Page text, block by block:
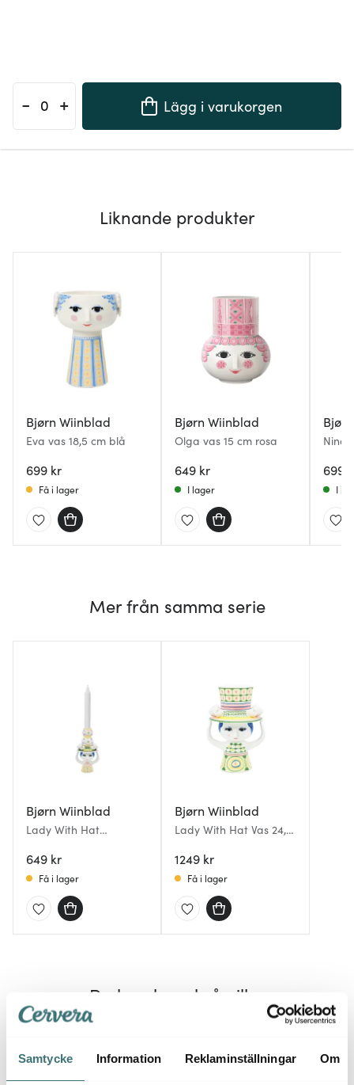
Samtycke Information Reklaminställningar Om
- + Lägg i varukorgen
Liknande produkter
Bjørn Wiinblad
Eva vas 18,5 cm blå
699 kr
Få i lager
Bjørn Wiinblad
Olga vas 15 cm rosa
649 kr
I lager
Nina
699
I
Mer från samma serie
Bjørn Wiinblad
Lady With Hat
649 kr
Få i lager
Bjørn Wiinblad
Lady With Hat Vas 24,5
1249 kr
Få i lager
Du kanske också gillar